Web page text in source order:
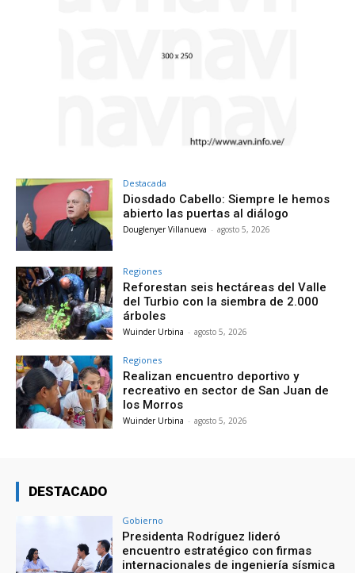
Destacada
Diosdado Cabello: Siempre le hemos
abierto las puertas al diálogo
Douglenyer Villanueva - agosto 5, 2026
Regiones
Reforestan seis hectáreas del Valle
del Turbio con la siembra de 2.000
árboles
Wuinder Urbina - agosto 5, 2026
Regiones
Realizan encuentro deportivo y
recreativo en sector de San Juan de
los Morros
Wuinder Urbina - agosto 5, 2026
DESTACADO
Gobierno
Presidenta Rodríguez lideró
encuentro estratégico con firmas
internacionales de ingeniería sísmica